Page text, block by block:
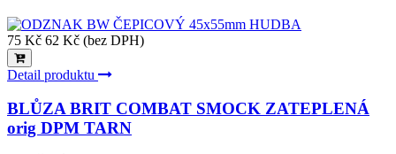
75 Kč 62 Kč (bez DPH)
Detail produktu
BLŮZA BRIT COMBAT SMOCK ZATEPLENÁ
orig DPM TARN